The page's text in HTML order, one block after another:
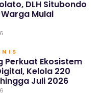
DLH Situbondo
Mulai
Perkuat Ekosistem
Kelola 220
Juli 2026